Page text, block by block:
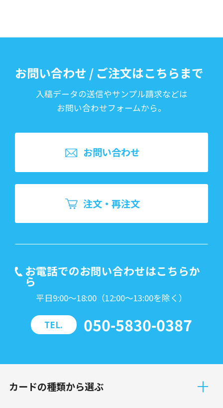
お問い合わせ / ご注文はこちらまで
入稿データの送信やサンプル請求などは
お問い合わせフォームから。
お問い合わせ
注文・再注文
お電話でのお問い合わせはこちらか
ら
平日9:00～18:00（12:00～13:00を除く）
TEL. 050-5830-0387
カードの種類から選ぶ